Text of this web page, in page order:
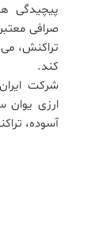
پیچیدگی
صرافی
تراکنش، می
کند.
شرکت
ارزی یوان
آسوده،